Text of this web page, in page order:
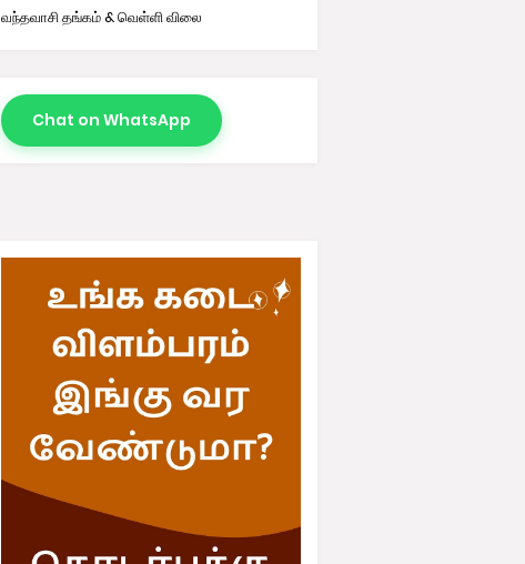
வந்தவாசி தங்கம் & வெள்ளி விலை
Chat on WhatsApp